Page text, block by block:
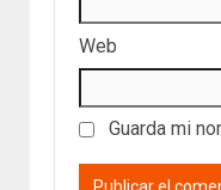
Web
Guarda mi